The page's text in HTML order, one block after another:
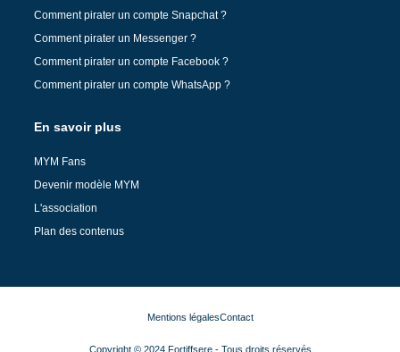
Comment pirater un compte Snapchat ?
Comment pirater un Messenger ?
Comment pirater un compte Facebook ?
Comment pirater un compte WhatsApp ?
En savoir plus
MYM Fans
Devenir modèle MYM
L'association
Plan des contenus
Mentions légalesContact
Copyright © 2024 Fortiffsere - Tous droits réservés